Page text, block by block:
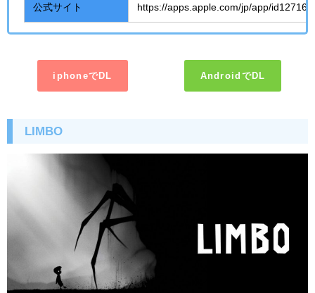
公式サイト https://apps.apple.com/jp/app/
iphoneでDL AndroidでDL
LIMBO